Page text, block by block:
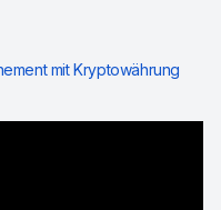
mit Kryptowährung